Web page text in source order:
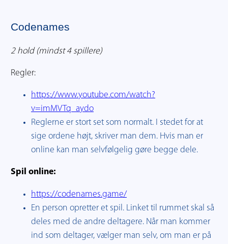
Codenames
2 hold (mindst 4 spillere)
Regler:
https://www.youtube.com/watch?
v=imMVTq_aydo
Reglerne er stort set som normalt. I stedet for at
sige ordene højt, skriver man dem. Hvis man er
online kan man selvfølgelig gøre begge dele.
Spil online:
https://codenames.game/
En person opretter et spil. Linket til rummet skal så
deles med de andre deltagere. Når man kommer
ind som deltager, vælger man selv, om man er på